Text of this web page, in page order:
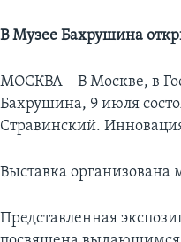
В Музее Бахрушина
МОСКВА – В Москве, в
Бахрушина, 9 июля
Стравинский.
Выставка
Представленная